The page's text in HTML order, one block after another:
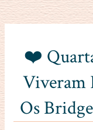
❤️
Viveram
Os